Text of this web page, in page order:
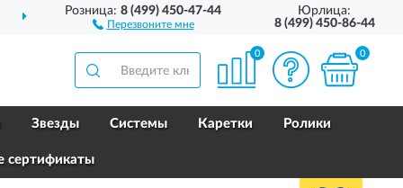
ДОСТАВИМ ПО ВСЕЙ РОССИИ
Розница:8 (499) 450-47-44
Перезвоните мне
Юрлица:
8 (499) 450-86-44
0 0
Звезды Системы Каретки Ролики
сертификаты